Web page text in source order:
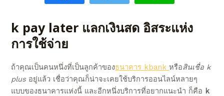
k pay later แลกเงินสด อิสระแห่ง
การใช้จ่าย
ถ้าคุณเป็นคนหนึ่งที่เป็นลูกค้าของธนาคาร kbankหรือสินเชื่อ k
plus อยู่แล้ว เชื่อว่าคุณก็น่าจะเคยใช้บริการออนไลน์หลายๆ
แบบของธนาคารแห่งนี้ และอีกหนึ่งบริการที่อยากแนะนำ ก็คือ k